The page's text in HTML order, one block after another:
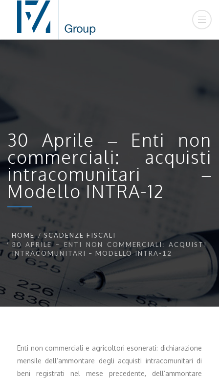
30 Aprile – Enti non
commerciali: acquisti
intracomunitari –
Modello INTRA-12
HOME
SCADENZE FISCALI
30 APRILE – ENTI NON COMMERCIALI: ACQUISTI
INTRACOMUNITARI – MODELLO INTRA-12
Enti non commerciali e agricoltori esonerati: dichiarazione
mensile dell’ammontare degli acquisti intracomunitari di
beni registrati nel mese precedente, dell’ammontare